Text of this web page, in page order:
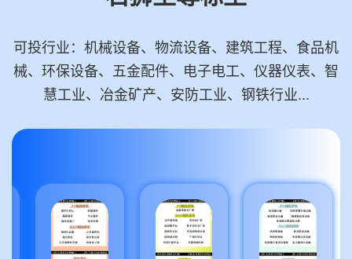
可投行业：机械设备、物流设备、建筑工程、食品机
械、环保设备、五金配件、电子电工、仪器仪表、智
慧工业、冶金矿产、安防工业、钢铁行业...